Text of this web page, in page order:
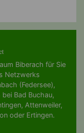
Biberach für Sie
Netzwerks
(Federsee),
bei Bad Buchau,
, Attenweiler,
oder Ertingen.